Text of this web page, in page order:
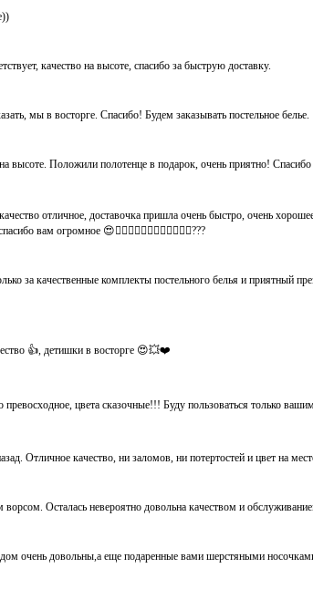
качество на высоте, спасибо за быструю доставку.
мы в восторге. Спасибо! Будем заказывать постельное белье.
высоте. Положили полотенце в подарок, очень приятно!
отличное, доставочка пришла очень быстро, очень
вам огромное 😍👍🏻👍🏻👏🏻👌🏻👌🏻👌🏻???
за качественные комплекты постельного белья и
👍, детишки в восторге 😍💥❤️
превосходное, цвета сказочные!!! Буду пользоваться только
Отличное качество, ни заломов, ни потертостей и цвет на
ворсом. Осталась невероятно довольна качеством и
очень довольны,а еще подаренные вами шерстяными